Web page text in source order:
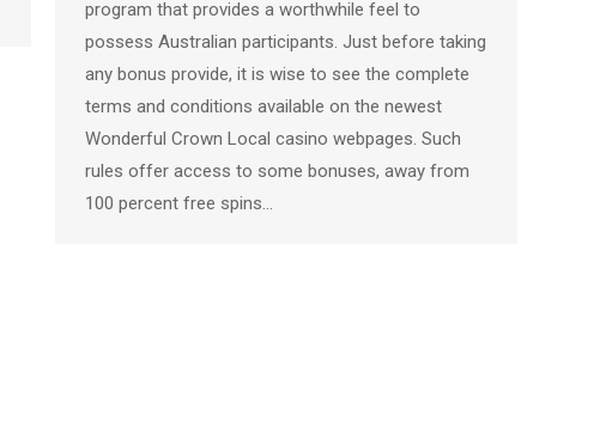
program that provides a worthwhile feel to
possess Australian participants. Just before taking
any bonus provide, it is wise to see the complete
terms and conditions available on the newest
Wonderful Crown Local casino webpages. Such
rules offer access to some bonuses, away from
100 percent free spins…